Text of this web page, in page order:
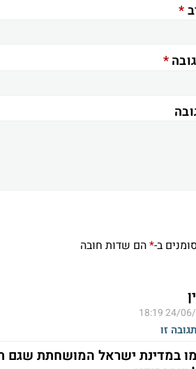
*
*
ב-*הם שדות חובה
24/06/
זו
במדינת ישראל המושחתת שגם